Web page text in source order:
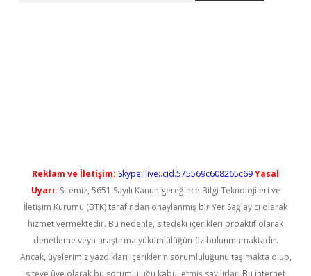
Reklam ve İletişim: Skype: live:.cid.575569c608265c69Yasal
Uyarı: Sitemiz, 5651 Sayılı Kanun gereğince Bilgi Teknolojileri ve
İletişim Kurumu (BTK) tarafından onaylanmış bir Yer Sağlayıcı olarak
hizmet vermektedir. Bu nedenle, sitedeki içerikleri proaktif olarak
denetleme veya araştırma yükümlülüğümüz bulunmamaktadır.
Ancak, üyelerimiz yazdıkları içeriklerin sorumluluğunu taşımakta olup,
siteye üye olarak bu sorumluluğu kabul etmiş sayılırlar. Bu internet